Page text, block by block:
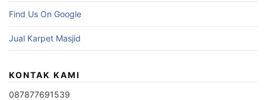
Find Us On Google
Jual Karpet Masjid
KONTAK KAMI
087877691539